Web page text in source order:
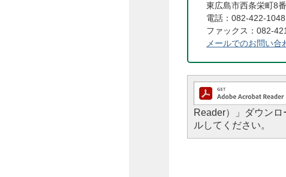
東広島市西条栄町8
電話：082-422-1048
ファックス：082-
メールでのお問い合
Reader）」ダウン
ルしてください。